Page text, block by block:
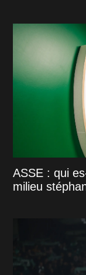
ASSE : qui
milieu